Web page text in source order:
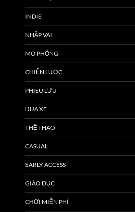
INDIE
NHẬP VAI
MÔ PHỎNG
CHIẾN LƯỢC
PHIÊU LƯU
ĐUA XE
THỂ THAO
CASUAL
EARLY ACCESS
GIÁO DỤC
CHƠI MIỄN PHÍ